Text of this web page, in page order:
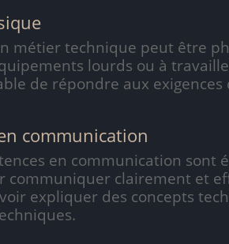
métier technique peut être
lourds ou à
de répondre aux
communication
en communication
communiquer clairement et
expliquer des concepts